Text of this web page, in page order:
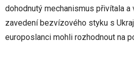
dohodnutý mechanismus přivítala a
zavedení bezvízového styku s
europoslanci mohli rozhodnout na